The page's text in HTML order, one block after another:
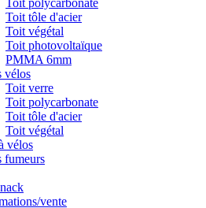
Toit polycarbonate
Toit tôle d'acier
Toit végétal
Toit photovoltaïque
PMMA 6mm
vélos
Toit verre
Toit polycarbonate
Toit tôle d'acier
Toit végétal
vélos
fumeurs
vente